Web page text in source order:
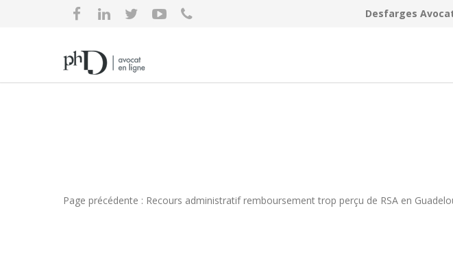
Desfarges
Page précédente : Recours administratif remboursement trop perçu de RSA en